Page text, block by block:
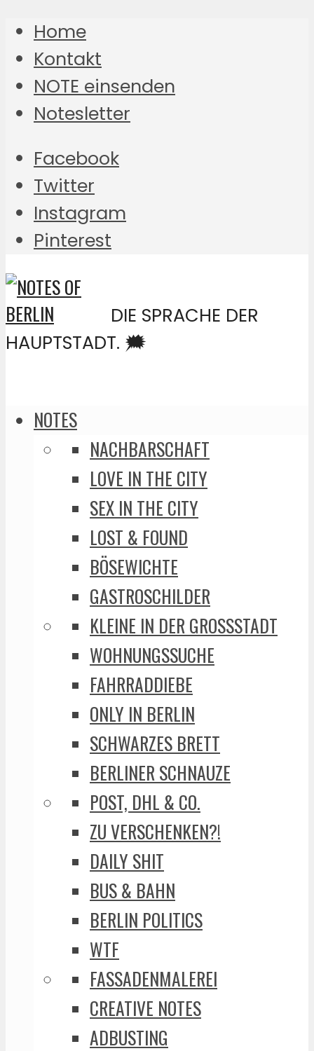
Home
Kontakt
NOTE einsenden
Notesletter
Facebook
Twitter
Instagram
Pinterest
DIE SPRACHE DER
HAUPTSTADT. 🗯️
NOTES
NACHBARSCHAFT
LOVE IN THE CITY
SEX IN THE CITY
LOST & FOUND
BÖSEWICHTE
GASTROSCHILDER
KLEINE IN DER GROSSSTADT
WOHNUNGSSUCHE
FAHRRADDIEBE
ONLY IN BERLIN
SCHWARZES BRETT
BERLINER SCHNAUZE
POST, DHL & CO.
ZU VERSCHENKEN?!
DAILY SHIT
BUS & BAHN
BERLIN POLITICS
WTF
FASSADENMALEREI
CREATIVE NOTES
ADBUSTING